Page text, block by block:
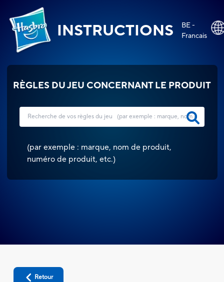
INSTRUCTIONS
BE -
Francais
RÈGLES DU JEU CONCERNANT LE PRODUIT
(par exemple : marque, nom de produit,
numéro de produit, etc.)
Retour